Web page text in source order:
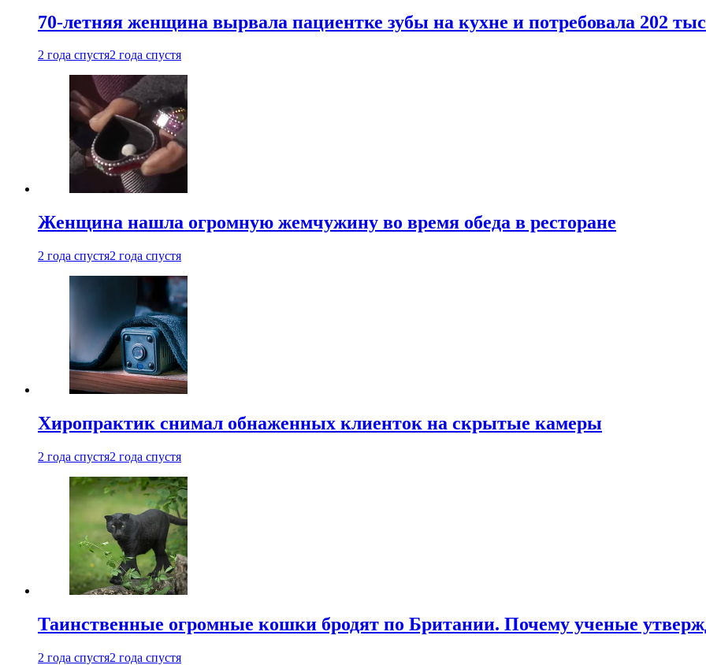
70-летняя женщина вырвала пациентке зубы на кухне и потребовала 202
2 года спустя2 года спустя
Женщина нашла огромную жемчужину во время обеда в ресторане
2 года спустя2 года спустя
Хиропрактик снимал обнаженных клиенток на скрытые камеры
2 года спустя2 года спустя
Таинственные огромные кошки бродят по Британии. Почему ученые
2 года спустя2 года спустя